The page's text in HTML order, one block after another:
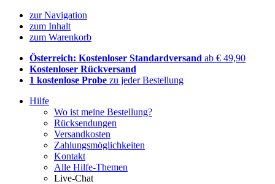
zur Navigation
zum Inhalt
zum Warenkorb
Österreich: Kostenloser Standardversand ab € 49,90
Kostenloser Rückversand
1 kostenlose Probe zu jeder Bestellung
Hilfe
Wo ist meine Bestellung?
Rücksendungen
Versandkosten
Zahlungsmöglichkeiten
Kontakt
Alle Hilfe-Themen
Live-Chat